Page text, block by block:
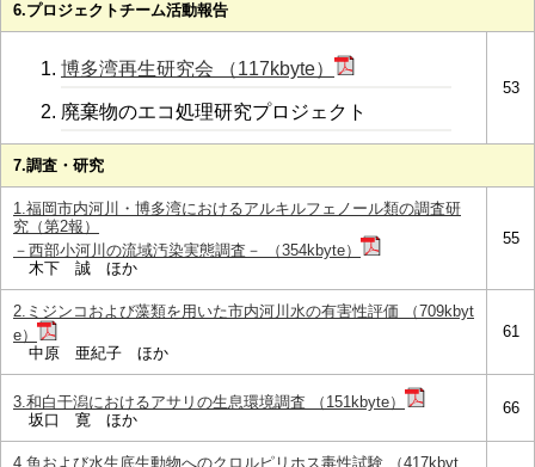
6.プロジェクトチーム活動報告
博多湾再生研究会 （117kbyte）
廃棄物のエコ処理研究プロジェクト
53
7.調査・研究
1.福岡市内河川・博多湾におけるアルキルフェノール類の調査研
究（第2報）
－西部小河川の流域汚染実態調査－ （354kbyte）
木下 誠 ほか
55
2.ミジンコおよび藻類を用いた市内河川水の有害性評価 （709kbyt
e）
中原 亜紀子 ほか
61
3.和白干潟におけるアサリの生息環境調査 （151kbyte）
坂口 寛 ほか
66
4.魚および水生底生動物へのクロルピリホス毒性試験 （417kbyt